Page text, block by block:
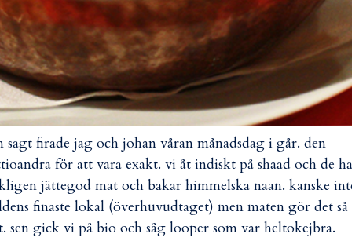
sagt firade jag och johan våran månadsdag i går. den
för att vara exakt. vi åt indiskt på shaad och de
jättegod mat och bakar himmelska naan. kanske
finaste lokal (överhuvudtaget) men maten gör det så
sen gick vi på bio och såg looper som var heltokejbra.